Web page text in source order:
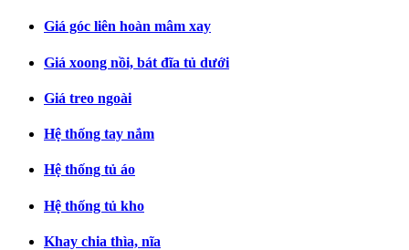
Giá góc liên hoàn mâm xay
Giá xoong nồi, bát đĩa tủ dưới
Giá treo ngoài
Hệ thống tay nắm
Hệ thống tủ áo
Hệ thống tủ kho
Khay chia thìa, nĩa